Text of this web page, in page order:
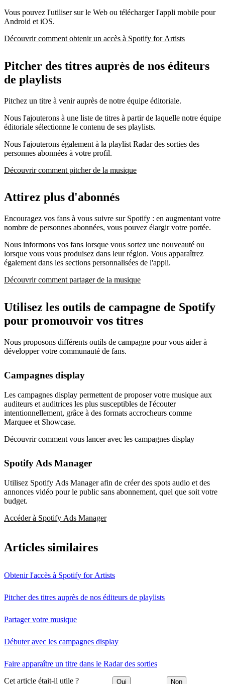
Vous pouvez l'utiliser sur le Web ou télécharger l'appli mobile pour
Android et iOS.
Découvrir comment obtenir un accès à Spotify for Artists
Pitcher des titres auprès de nos éditeurs
de playlists
Pitchez un titre à venir auprès de notre équipe éditoriale.
Nous l'ajouterons à une liste de titres à partir de laquelle notre équipe
éditoriale sélectionne le contenu de ses playlists.
Nous l'ajouterons également à la playlist Radar des sorties des
personnes abonnées à votre profil.
Découvrir comment pitcher de la musique
Attirez plus d'abonnés
Encouragez vos fans à vous suivre sur Spotify : en augmentant votre
nombre de personnes abonnées, vous pouvez élargir votre portée.
Nous informons vos fans lorsque vous sortez une nouveauté ou
lorsque vous vous produisez dans leur région. Vous apparaîtrez
également dans les sections personnalisées de l'appli.
Découvrir comment partager de la musique
Utilisez les outils de campagne de Spotify
pour promouvoir vos titres
Nous proposons différents outils de campagne pour vous aider à
développer votre communauté de fans.
Campagnes display
Les campagnes display permettent de proposer votre musique aux
auditeurs et auditrices les plus susceptibles de l'écouter
intentionnellement, grâce à des formats accrocheurs comme
Marquee et Showcase.
Découvrir comment vous lancer avec les campagnes display
Spotify Ads Manager
Utilisez Spotify Ads Manager afin de créer des spots audio et des
annonces vidéo pour le public sans abonnement, quel que soit votre
budget.
Accéder à Spotify Ads Manager
Articles similaires
Obtenir l'accès à Spotify for Artists
Pitcher des titres auprès de nos éditeurs de playlists
Partager votre musique
Débuter avec les campagnes display
Faire apparaître un titre dans le Radar des sorties
Cet article était-il utile ? Oui Non